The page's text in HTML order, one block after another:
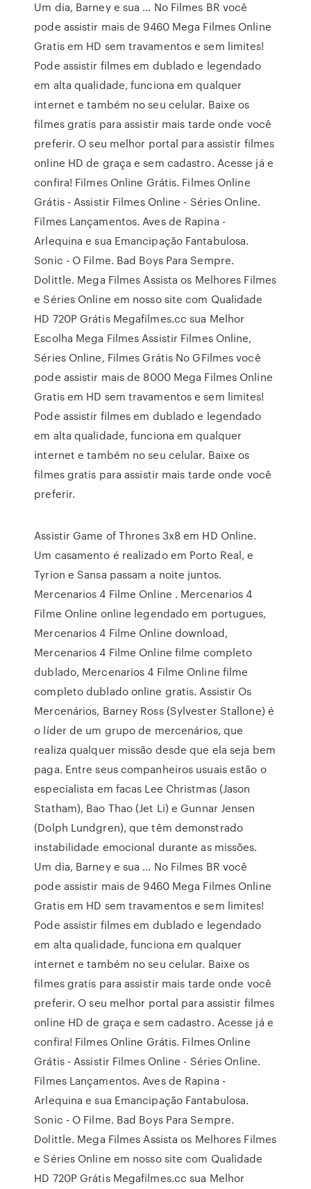
Um dia, Barney e sua … No Filmes BR você
pode assistir mais de 9460 Mega Filmes Online
Gratis em HD sem travamentos e sem limites!
Pode assistir filmes em dublado e legendado
em alta qualidade, funciona em qualquer
internet e também no seu celular. Baixe os
filmes gratis para assistir mais tarde onde você
preferir. O seu melhor portal para assistir filmes
online HD de graça e sem cadastro. Acesse já e
confira! Filmes Online Grátis. Filmes Online
Grátis - Assistir Filmes Online - Séries Online.
Filmes Lançamentos. Aves de Rapina -
Arlequina e sua Emancipação Fantabulosa.
Sonic - O Filme. Bad Boys Para Sempre.
Dolittle. Mega Filmes Assista os Melhores Filmes
e Séries Online em nosso site com Qualidade
HD 720P Grátis Megafilmes.cc sua Melhor
Escolha Mega Filmes Assistir Filmes Online,
Séries Online, Filmes Grátis No GFilmes você
pode assistir mais de 8000 Mega Filmes Online
Gratis em HD sem travamentos e sem limites!
Pode assistir filmes em dublado e legendado
em alta qualidade, funciona em qualquer
internet e também no seu celular. Baixe os
filmes gratis para assistir mais tarde onde você
preferir.
Assistir Game of Thrones 3x8 em HD Online.
Um casamento é realizado em Porto Real, e
Tyrion e Sansa passam a noite juntos.
Mercenarios 4 Filme Online . Mercenarios 4
Filme Online online legendado em portugues,
Mercenarios 4 Filme Online download,
Mercenarios 4 Filme Online filme completo
dublado, Mercenarios 4 Filme Online filme
completo dublado online gratis. Assistir Os
Mercenários, Barney Ross (Sylvester Stallone) é
o líder de um grupo de mercenários, que
realiza qualquer missão desde que ela seja bem
paga. Entre seus companheiros usuais estão o
especialista em facas Lee Christmas (Jason
Statham), Bao Thao (Jet Li) e Gunnar Jensen
(Dolph Lundgren), que têm demonstrado
instabilidade emocional durante as missões.
Um dia, Barney e sua … No Filmes BR você
pode assistir mais de 9460 Mega Filmes Online
Gratis em HD sem travamentos e sem limites!
Pode assistir filmes em dublado e legendado
em alta qualidade, funciona em qualquer
internet e também no seu celular. Baixe os
filmes gratis para assistir mais tarde onde você
preferir. O seu melhor portal para assistir filmes
online HD de graça e sem cadastro. Acesse já e
confira! Filmes Online Grátis. Filmes Online
Grátis - Assistir Filmes Online - Séries Online.
Filmes Lançamentos. Aves de Rapina -
Arlequina e sua Emancipação Fantabulosa.
Sonic - O Filme. Bad Boys Para Sempre.
Dolittle. Mega Filmes Assista os Melhores Filmes
e Séries Online em nosso site com Qualidade
HD 720P Grátis Megafilmes.cc sua Melhor